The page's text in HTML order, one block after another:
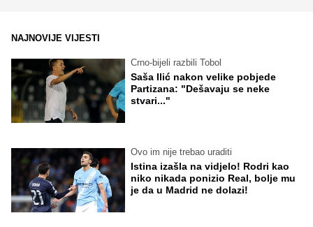
NAJNOVIJE VIJESTI
Crno-bijeli razbili Tobol
Saša Ilić nakon velike pobjede
Partizana: "Dešavaju se neke
stvari..."
Ovo im nije trebao uraditi
Istina izašla na vidjelo! Rodri kao
niko nikada ponizio Real, bolje mu
je da u Madrid ne dolazi!